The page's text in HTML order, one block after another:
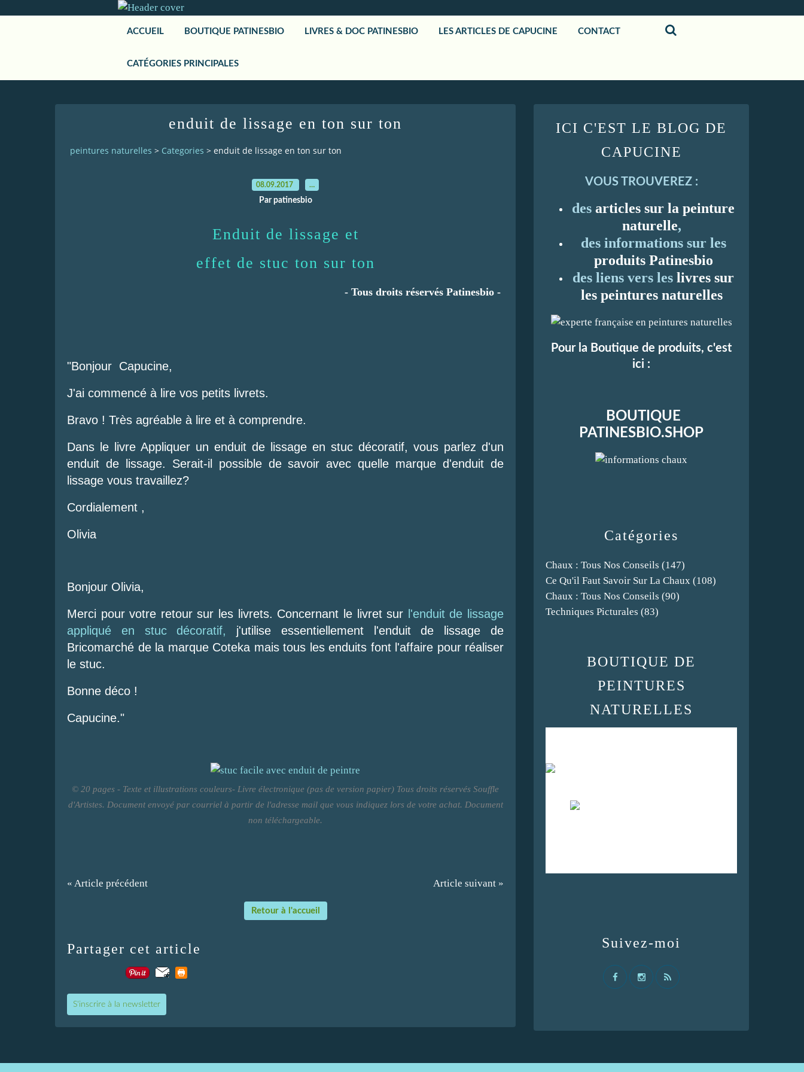
ACCUEIL BOUTIQUE PATINESBIO LIVRES & DOC PATINESBIO LES ARTICLES DE CAPUCINE CONTACT
CATÉGORIES PRINCIPALES
enduit de lissage en ton sur ton
peintures naturelles > Categories > enduit de lissage en ton sur ton
08.09.2017 …
Par patinesbio
Enduit de lissage et
effet de stuc ton sur ton
- Tous droits réservés Patinesbio -
"Bonjour Capucine,
J'ai commencé à lire vos petits livrets.
Bravo ! Très agréable à lire et à comprendre.
Dans le livre Appliquer un enduit de lissage en stuc décoratif, vous parlez d'un
enduit de lissage. Serait-il possible de savoir avec quelle marque d'enduit de
lissage vous travaillez?
Cordialement ,
Olivia
Bonjour Olivia,
Merci pour votre retour sur les livrets. Concernant le livret sur l'enduit de lissage
appliqué en stuc décoratif,
j'utilise essentiellement l'enduit de lissage de
Bricomarché de la marque Coteka mais tous les enduits font l'affaire pour réaliser
le stuc.
Bonne déco !
Capucine."
© 20 pages - Texte et illustrations couleurs- Livre électronique (pas de version papier) Tous droits réservés Souffle
d'Artistes. Document envoyé par courriel à partir de l'adresse mail que vous indiquez lors de votre achat. Document
non téléchargeable.
« Article précédent Article suivant »
Retour à l'accueil
Partager cet article
S'inscrire à la newsletter
Catégories
Chaux : Tous Nos Conseils (147)
Ce Qu'il Faut Savoir Sur La Chaux (108)
Chaux : Tous Nos Conseils (90)
Techniques Picturales (83)
Suivez-moi
ICI C'EST LE BLOG DE
CAPUCINE
VOUS TROUVEREZ :
des articles sur la peinture
naturelle,
des informations sur les
produits Patinesbio
des liens vers les livres sur
les peintures naturelles
Pour la Boutique de produits, c'est
ici :
BOUTIQUE
PATINESBIO.SHOP
BOUTIQUE DE
PEINTURES
NATURELLES